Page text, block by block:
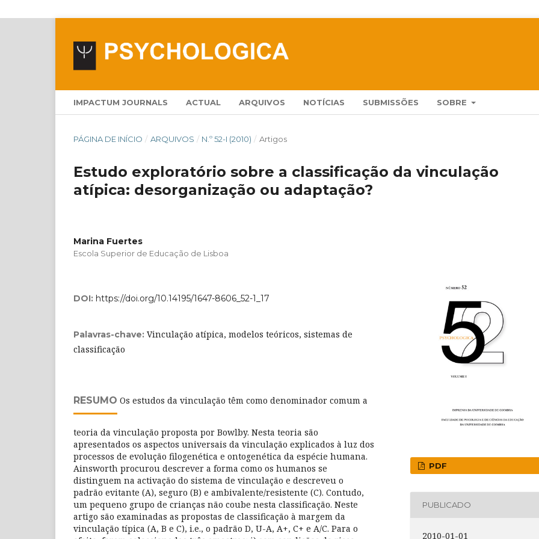
IMPACTUM JOURNALS ACTUAL ARQUIVOS NOTÍCIAS SUBMISSÕES SOBRE
PÁGINA DE INÍCIO / ARQUIVOS / N.º 52-I (2010) / Artigos
Estudo exploratório sobre a classificação da vinculação
atípica: desorganização ou adaptação?
Marina Fuertes
Escola Superior de Educação de Lisboa
DOI: https://doi.org/10.14195/1647-8606_52-1_17
Palavras-chave: Vinculação atípica, modelos teóricos, sistemas de
classificação
RESUMO Os estudos da vinculação têm como denominador comum a
teoria da vinculação proposta por Bowlby. Nesta teoria são
apresentados os aspectos universais da vinculação explicados à luz dos
processos de evolução filogenética e ontogenética da espécie humana.
Ainsworth procurou descrever a forma como os humanos se
distinguem na activação do sistema de vinculação e descreveu o
padrão evitante (A), seguro (B) e ambivalente/resistente (C). Contudo,
um pequeno grupo de crianças não coube nesta classificação. Neste
artigo são examinadas as propostas de classificação à margem da
vinculação típica (A, B e C), i.e., o padrão D, U-A, A+, C+ e A/C. Para o
PDF
PUBLICADO
2010-01-01